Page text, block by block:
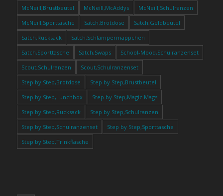
McNeill,Brustbeutel
McNeill,McAddys
McNeill,Schulranzen
McNeill,Sporttasche
Satch,Brotdose
Satch,Geldbeutel
Satch,Rucksack
Satch,Schlampermäppchen
Satch,Sporttasche
Satch,Swaps
School-Mood,Schulranzenset
Scout,Schulranzen
Scout,Schulranzenset
Step by Step,Brotdose
Step by Step,Brustbeutel
Step by Step,Lunchbox
Step by Step,Magic Mags
Step by Step,Rucksack
Step by Step,Schulranzen
Step by Step,Schulranzenset
Step by Step,Sporttasche
Step by Step,Trinkflasche